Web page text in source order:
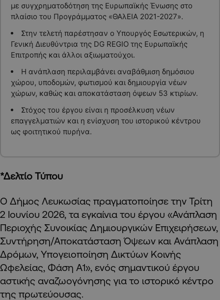
με συγχρηματοδότηση της Ευρωπαϊκής Ένωσης στο
πλαίσιο του Προγράμματος «ΘΑλΕΙΑ 2021-2027».
Στην τελετή παρέστησαν ο Υπουργός Εσωτερικών, η
Γενική Διευθύντρια της DG REGIO της Ευρωπαϊκής
Επιτροπής και άλλοι αξιωματούχοι.
Η ανάπλαση περιλαμβάνει αναβάθμιση δημόσιου
χώρου, υποδομών, φωτισμού και δημιουργία νέων
χώρων, καθώς και αποκατάσταση όψεων 53 κτιρίων.
Στόχος του έργου είναι η προσέλκυση νέων
επαγγελματιών και η ενίσχυση του ιστορικού κέντρου
ως φοιτητικού πυρήνα.
*Δελτίο Τύπου
Ο Δήμος Λευκωσίας πραγματοποίησε την Τρίτη
2 Ιουνίου 2026, τα εγκαίνια του έργου «Ανάπλαση
Περιοχής Συνοικίας Δημιουργικών Επιχειρήσεων,
Συντήρηση/Αποκατάσταση Όψεων και Ανάπλαση
Δρόμων, Υπογειοποίηση Δικτύων Κοινής
Ωφελείας, Φάση Α1», ενός σημαντικού έργου
αστικής αναζωογόνησης για το ιστορικό κέντρο
της πρωτεύουσας.